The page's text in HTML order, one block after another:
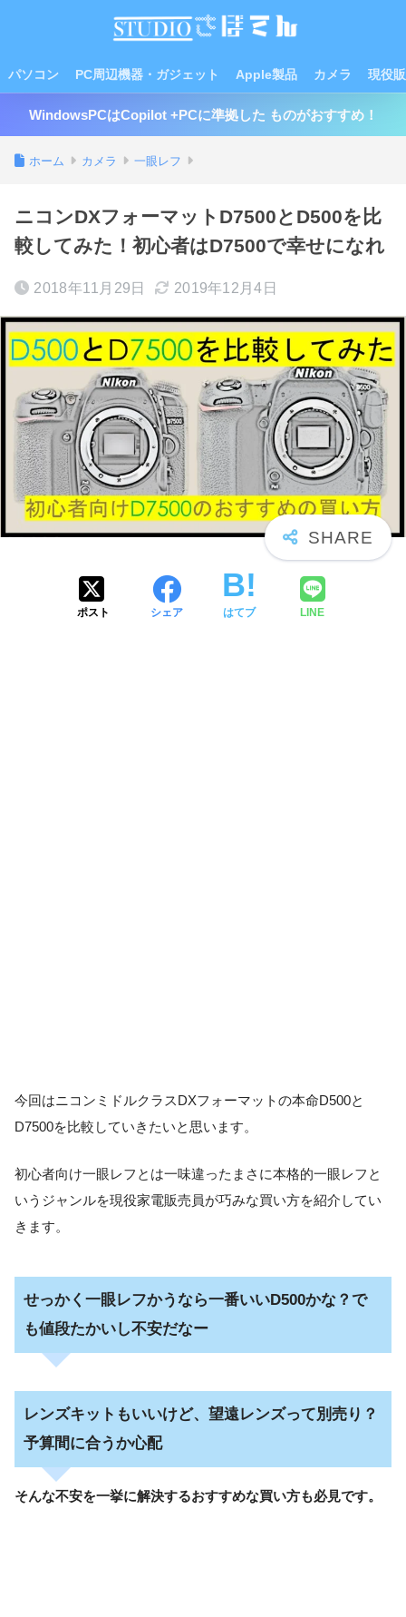
パソコン PC周辺機器・ガジェット Apple製品 カメラ 現役
WindowsPCはCopilot +PCに準拠した ものがおすすめ！
ホーム カメラ 一眼レフ
ニコンDXフォーマットD7500とD500を比
較してみた！初心者はD7500で幸せになれ
2018年11月29日 2019年12月4日
ポスト シェア はてブ LINE
今回はニコンミドルクラスDXフォーマットの本命D500と
D7500を比較していきたいと思います。
初心者向け一眼レフとは一味違ったまさに本格的一眼レフと
いうジャンルを現役家電販売員が巧みな買い方を紹介してい
きます。
せっかく一眼レフかうなら一番いいD500かな？で
も値段たかいし不安だなー
レンズキットもいいけど、望遠レンズって別売り？
予算間に合うか心配
そんな不安を一挙に解決するおすすめな買い方も必見です。